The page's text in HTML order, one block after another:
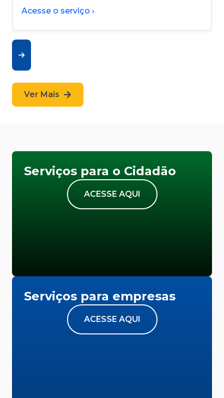
Acesse o serviço ›
Ver Mais
Serviços para o Cidadão
ACESSE AQUI
Serviços para empresas
ACESSE AQUI